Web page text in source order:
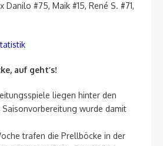
Danilo #75, Maik #15, René S. #71,
auf geht’s!
liegen hinter den
wurde damit
trafen die Prellböcke in der